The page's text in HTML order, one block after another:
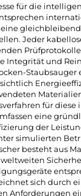
für die
Jeder
Integrität und
Staubsauger
für
eine
der
simulierten
besteht aus
sich durch
Anforderungen